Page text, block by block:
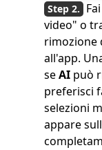
video" o
rimozione
all'app.
seAI può
preferisci
selezioni
appare